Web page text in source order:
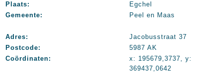
Plaats:
Egchel
Gemeente:
Peel en Maas
Adres:
Jacobusstraat 37
Postcode:
5987 AK
Coördinaten:
x: 195679,3737, y:
369437,0642